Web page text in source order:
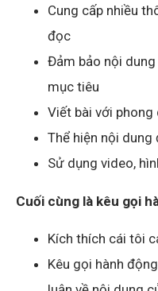
Cung cấp nhiều
đọc
Đảm bảo nội
mục tiêu
Viết bài với phong
Thể hiện nội dung
Sử dụng video,
Cuối cùng là kêu gọi
Kích thích cái tôi
Kêu gọi hành